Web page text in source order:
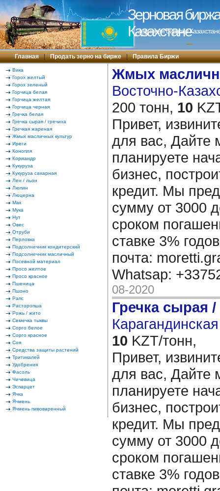
Зерновая
Казахстане
Зерновая биржа в
---
Главная | Продать зерно на бирже | Правила Биржи
Вика
Горох желтый
Горох зеленый
Горчица белая
Горчица желтая
Горчица черная
Гречка белая
Гречка сырая / гречиха
Гречкая жареная
Жмых масличных культур
Иреги
Конопля
Кориандр
Кукуруза
Кукуруза сахарная
Лен / льон
Люпин
Люцерна
Мак
Мука
Нут
Овес
Отруби
Перловка
Подсолнечник кондитерский
Подсолнечник масличный
Посевной материал
Просо желтое
Просо красное
Пшеница
Пшоно
Рапс
Расторопша
Рожь / жито
Семечка тыквы
Сорго белое
Сорго красное
Соя
Средства защиты растений
Тритикалей
Удобрения
Фасоль
Чечевица
Эспарцет
Ячка
Ячмень
Ячмень пивоваренный
Жмых
Восточно-
200 тонн, 10
Привет,
для вас, Дайте
планируете
бизнес,
кредит. Мы
сумму от 3000
сроком
ставке 3%
почта:
Whatsap:
08-2020
Гречка сырая /
10 KZT/тонн,
Привет,
для вас, Дайте
планируете
бизнес,
кредит. Мы
сумму от 3000
сроком
ставке 3%